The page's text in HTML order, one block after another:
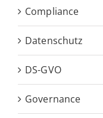
Compliance
Datenschutz
DS-GVO
Governance